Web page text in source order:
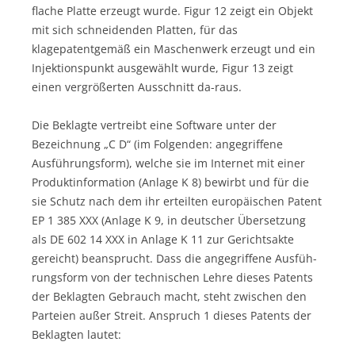
flache Platte erzeugt wurde. Figur 12 zeigt ein Objekt
mit sich schneidenden Platten, für das
klagepatentgemäß ein Maschenwerk erzeugt und ein
Injektionspunkt ausgewählt wurde, Figur 13 zeigt
einen vergrößerten Ausschnitt da-raus.
Die Beklagte vertreibt eine Software unter der
Bezeichnung „C D“ (im Folgenden: angegriffene
Ausführungsform), welche sie im Internet mit einer
Produktinformation (Anlage K 8) bewirbt und für die
sie Schutz nach dem ihr erteilten europäischen Patent
EP 1 385 XXX (Anlage K 9, in deutscher Übersetzung
als DE 602 14 XXX in Anlage K 11 zur Gerichtsakte
gereicht) beansprucht. Dass die angegriffene Ausfüh-
rungsform von der technischen Lehre dieses Patents
der Beklagten Gebrauch macht, steht zwischen den
Parteien außer Streit. Anspruch 1 dieses Patents der
Beklagten lautet: